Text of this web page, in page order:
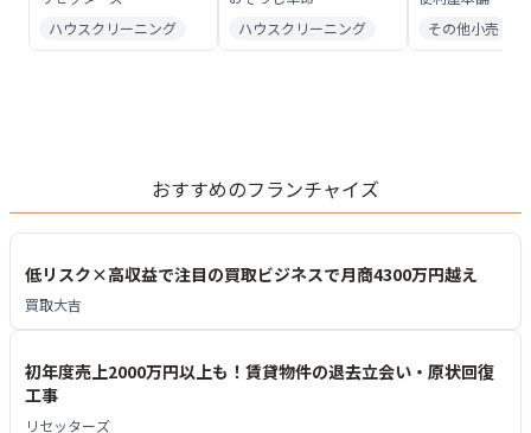
ハウスクリーニング
ハウスクリーニング
その他小売
おすすめのフランチャイズ
低リスク×高収益で注目の買取ビジネスで月商4300万円越え
買取大吉
初年度売上2000万円以上も！賃貸物件の退去立会い・原状回復
工事
リセッターズ